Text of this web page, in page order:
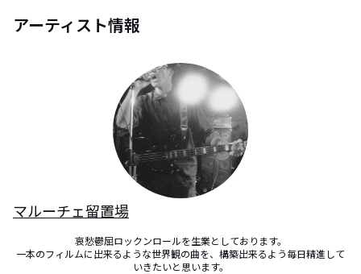
アーティスト情報
マルーチェ留置場
哀愁鬱屈ロックンロールを生業としております。
一本のフィルムに出来るような世界観の曲を、構築出来るよう毎日精進して
いきたいと思います。